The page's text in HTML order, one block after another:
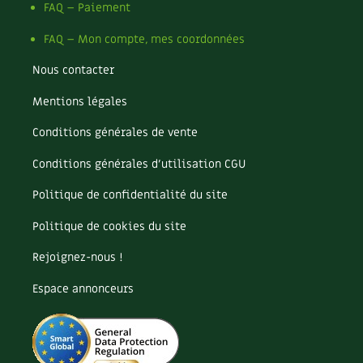
Soins et cosmétiques au naturel
Société et alternatives
Autonomie
Enfants
Archives
FAQ – Paiement
FAQ – Mon compte, mes coordonnées
Nous contacter
Mentions légales
Conditions générales de vente
Conditions générales d’utilisation CGU
Politique de confidentialité du site
Politique de cookies du site
Rejoignez-nous !
Espace annonceurs